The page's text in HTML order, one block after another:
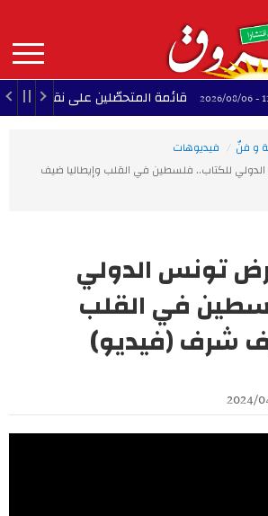
contenu
principal
MAIN
NAVIGATION
قائمة المتحصّلين على نقلة تقريب الأزواج
و فنّ
فيديوهات
للكتاب.. فلسطين في القلب وإيطاليا ضيف
تونس الدولي
في القلب
شرف (فيديو)